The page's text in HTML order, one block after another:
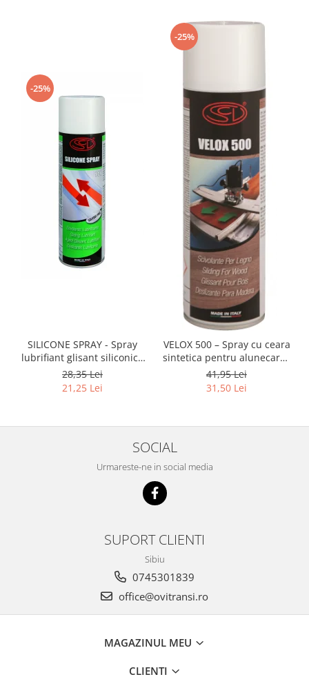
-25%
SILICONE SPRAY - Spray
lubrifiant glisant siliconic -
500 ml
28,35 Lei
21,25 Lei
-25%
VELOX 500 – Spray cu ceara
sintetica pentru alunecarea
lemnului pe mesele de
lucru 500 ml
41,95 Lei
31,50 Lei
SOCIAL
Urmareste-ne in social media
SUPORT CLIENTI
Sibiu
0745301839
office@ovitransi.ro
MAGAZINUL MEU
CLIENTI